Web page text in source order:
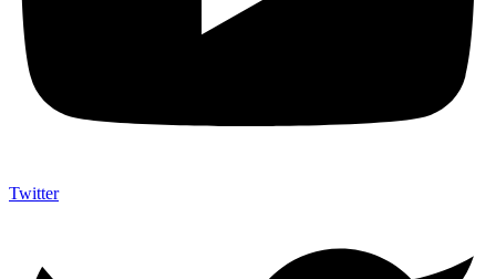
Twitter